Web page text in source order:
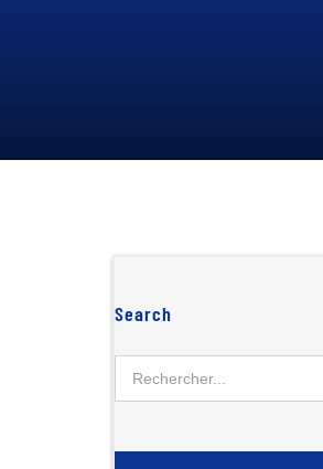
Search
Rechercher: